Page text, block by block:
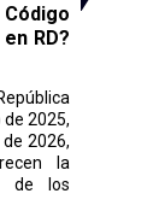
RD?
2025,
2026,
la
de los